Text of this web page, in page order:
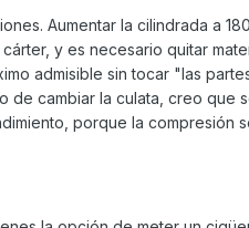
Aumentar la cilindrada a
y es necesario quitar
admisible sin tocar "las
de cambiar la culata, creo que
porque la compresión